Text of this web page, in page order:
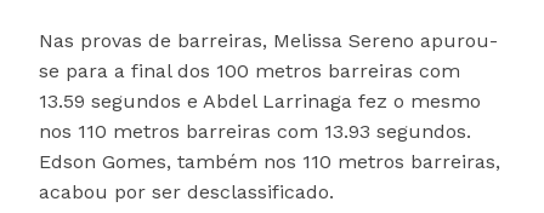
Nas provas de barreiras, Melissa Sereno apurou-
se para a final dos 100 metros barreiras com
13.59 segundos e Abdel Larrinaga fez o mesmo
nos 110 metros barreiras com 13.93 segundos.
Edson Gomes, também nos 110 metros barreiras,
acabou por ser desclassificado.